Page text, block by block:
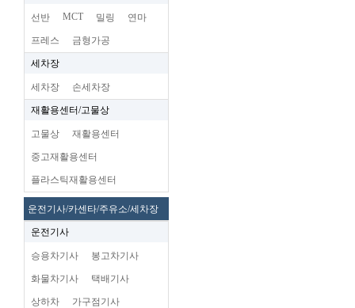
선반 MCT 밀링 연마
프레스 금형가공
세차장
세차장 손세차장
재활용센터/고물상
고물상 재활용센터
중고재활용센터
플라스틱재활용센터
운전기사/카센타/주유소/세차장
운전기사
승용차기사 봉고차기사
화물차기사 택배기사
상하차 가구점기사